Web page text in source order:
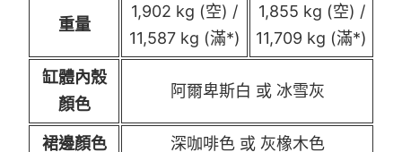
重量
1,902 kg (空) /
11,587 kg (滿*)
1,855 kg (空) /
11,709 kg (滿*)
缸體內殼
顏色
阿爾卑斯白 或 冰雪灰
裙邊顏色 深咖啡色 或 灰橡木色